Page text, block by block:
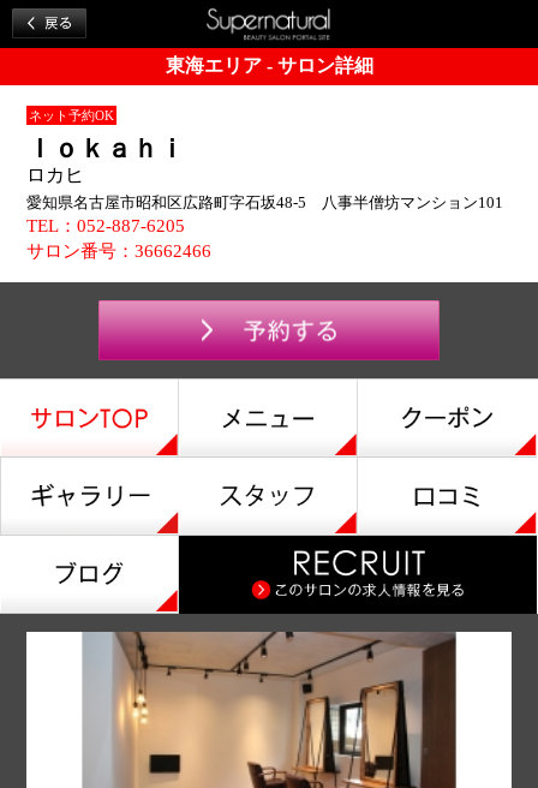
東海エリア - サロン詳細
ネット予約OK
ｌｏｋａｈｉ
ロカヒ
愛知県名古屋市昭和区広路町字石坂48-5 八事半僧坊マンション101
TEL：052-887-6205
サロン番号：36662466